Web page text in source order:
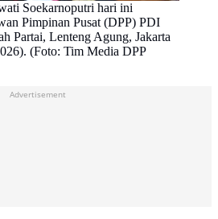
Soekarnoputri hari ini
Pimpinan Pusat (DPP) PDI
Partai, Lenteng Agung, Jakarta
(Foto: Tim Media DPP
Advertisement